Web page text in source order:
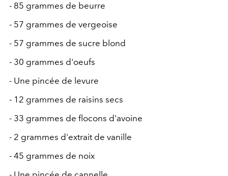
- 85 grammes de beurre
- 57 grammes de vergeoise
- 57 grammes de sucre blond
- 30 grammes d'oeufs
- Une pincée de levure
- 12 grammes de raisins secs
- 33 grammes de flocons d'avoine
- 2 grammes d'extrait de vanille
- 45 grammes de noix